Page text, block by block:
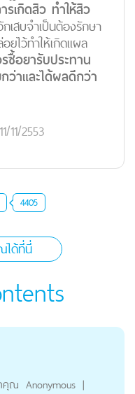
รเกิดสิว ทำให้สิว
เสบจำเป็นต้องรักษา
ยไว้ทำให้เกิดแผล
ซื้อยารับประทาน
าและได้ผลดีกว่า
11/2553
4405
ได้ที่นี่
คุณ Anonymous |